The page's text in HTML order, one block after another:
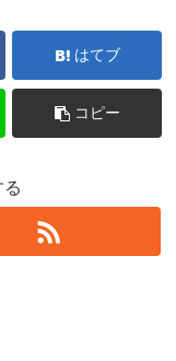
はてブ
コピー